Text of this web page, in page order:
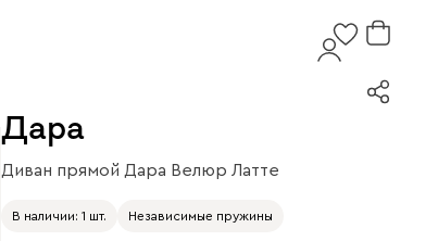
Дара
Диван прямой Дара Велюр Латте
Арт. 333652
В наличии: 1 шт. Независимые пружины